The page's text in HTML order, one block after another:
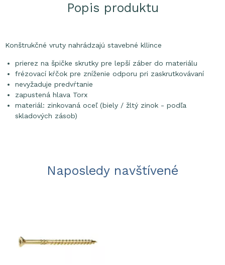
Popis produktu
Konštrukčné vruty nahrádzajú stavebné kllince
prierez na špičke skrutky pre lepší záber do materiálu
frézovací kŕčok pre zníženie odporu pri zaskrutkovávaní
nevyžaduje predvŕtanie
zapustená hlava Torx
materiál: zinkovaná oceľ (biely / žltý zinok - podľa
skladových zásob)
Naposledy navštívené